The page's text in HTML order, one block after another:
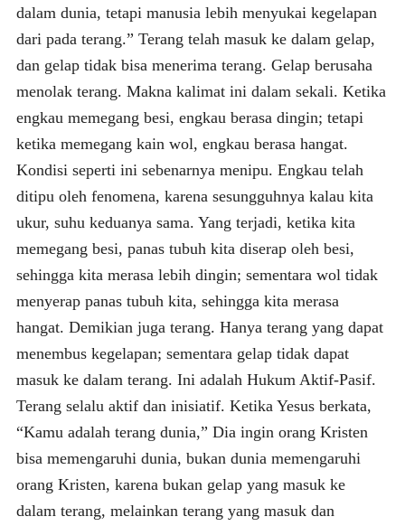
dalam dunia, tetapi manusia lebih menyukai kegelapan
dari pada terang.” Terang telah masuk ke dalam gelap,
dan gelap tidak bisa menerima terang. Gelap berusaha
menolak terang. Makna kalimat ini dalam sekali. Ketika
engkau memegang besi, engkau berasa dingin; tetapi
ketika memegang kain wol, engkau berasa hangat.
Kondisi seperti ini sebenarnya menipu. Engkau telah
ditipu oleh fenomena, karena sesungguhnya kalau kita
ukur, suhu keduanya sama. Yang terjadi, ketika kita
memegang besi, panas tubuh kita diserap oleh besi,
sehingga kita merasa lebih dingin; sementara wol tidak
menyerap panas tubuh kita, sehingga kita merasa
hangat. Demikian juga terang. Hanya terang yang dapat
menembus kegelapan; sementara gelap tidak dapat
masuk ke dalam terang. Ini adalah Hukum Aktif-Pasif.
Terang selalu aktif dan inisiatif. Ketika Yesus berkata,
“Kamu adalah terang dunia,” Dia ingin orang Kristen
bisa memengaruhi dunia, bukan dunia memengaruhi
orang Kristen, karena bukan gelap yang masuk ke
dalam terang, melainkan terang yang masuk dan